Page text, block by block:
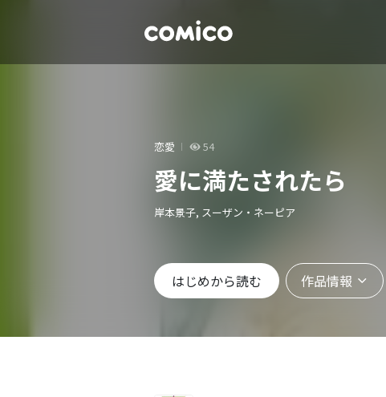
恋愛 54
愛に満たされたら
岸本景子, スーザン・ネーピア
はじめから読む 作品情報